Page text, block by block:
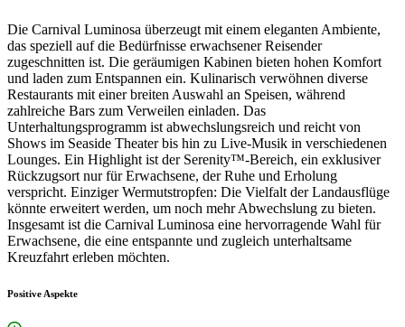
Die Carnival Luminosa überzeugt mit einem eleganten Ambiente,
das speziell auf die Bedürfnisse erwachsener Reisender
zugeschnitten ist. Die geräumigen Kabinen bieten hohen Komfort
und laden zum Entspannen ein. Kulinarisch verwöhnen diverse
Restaurants mit einer breiten Auswahl an Speisen, während
zahlreiche Bars zum Verweilen einladen. Das
Unterhaltungsprogramm ist abwechslungsreich und reicht von
Shows im Seaside Theater bis hin zu Live-Musik in verschiedenen
Lounges. Ein Highlight ist der Serenity™-Bereich, ein exklusiver
Rückzugsort nur für Erwachsene, der Ruhe und Erholung
verspricht. Einziger Wermutstropfen: Die Vielfalt der Landausflüge
könnte erweitert werden, um noch mehr Abwechslung zu bieten.
Insgesamt ist die Carnival Luminosa eine hervorragende Wahl für
Erwachsene, die eine entspannte und zugleich unterhaltsame
Kreuzfahrt erleben möchten.
Positive Aspekte